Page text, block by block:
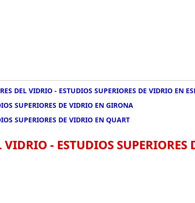
DEL VIDRIO - ESTUDIOS SUPERIORES DE VIDRIO EN
SUPERIORES DE VIDRIO EN GIRONA
SUPERIORES DE VIDRIO EN QUART
VIDRIO - ESTUDIOS SUPERIORES